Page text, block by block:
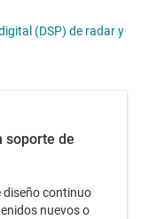
(DSP) de radar y
soporte de
diseño continuo
nuevos o